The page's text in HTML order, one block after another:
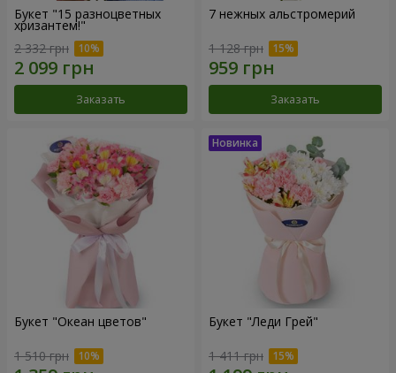
Букет "15 разноцветных
хризантем!"
2 332 грн
Заказать
7 нежных альстромерий
1 128 грн
Заказать
Букет "Океан цветов"
1 510 грн
Букет "Леди Грей"
1 411 грн